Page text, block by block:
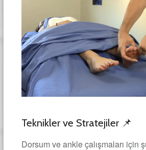
Teknikler ve Stratejiler 📌
Dorsum ve ankle çalışmaları için